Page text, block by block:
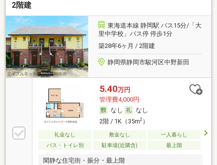
2階建
東海道本線 静岡駅 バス15分/「大
里中学校」バス停 停歩1分
築28年6ヶ月 / 2階建
静岡県静岡市駿河区中野新田
5.40万円
管理費4,000円
なし
なし
2階 / 1K（35m2）
礼金なし 敷金なし
一人暮らし
バス・トイレ別
駐車場(近隣含) 最上階
閑静な住宅街・振分・最上階